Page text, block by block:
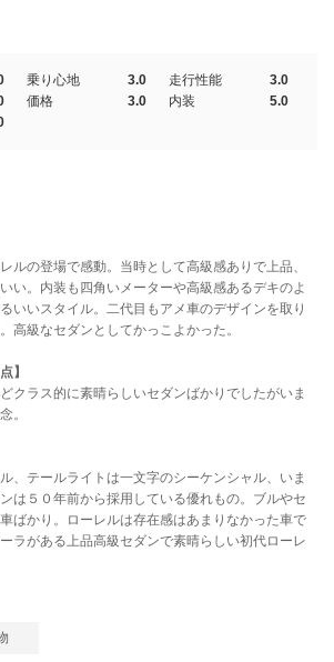
乗り心地 3.0 走行性能
3.0
価格 3.0 内装
5.0
ルの登場で感動。当時として高級感ありで上品、
い。内装も四角いメーターや高級感あるデキのよ
いいスタイル。二代目もアメ車のデザインを取り
高級なセダンとしてかっこよかった。
】
クラス的に素晴らしいセダンばかりでしたがいま
。
、テールライトは一文字のシーケンシャル、いま
は５０年前から採用している優れもの。ブルやセ
ばかり。ローレルは存在感はあまりなかった車で
ラがある上品高級セダンで素晴らしい初代ローレ